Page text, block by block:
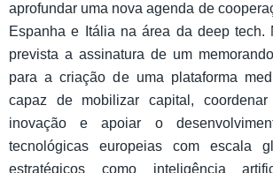
aprofundar uma nova agenda de
Espanha e Itália na área da deep tech.
prevista a assinatura de um
para a criação de uma plataforma
capaz de mobilizar capital, coordenar
inovação e apoiar o
tecnológicas europeias com escala
estratégicos como inteligência